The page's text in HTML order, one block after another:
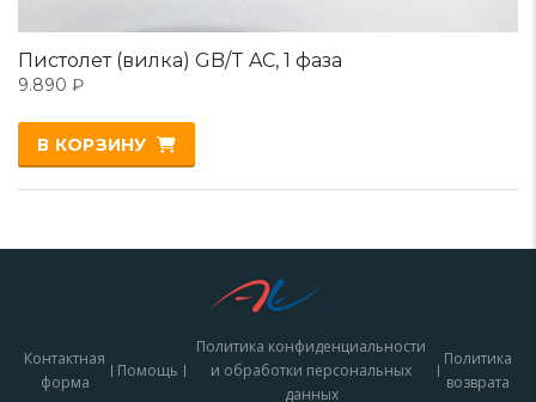
Пистолет (вилка) GB/T AC, 1 фаза
9.890 ₽
В КОРЗИНУ
Контактная
форма
Помощь
Политика конфиденциальности
и обработки персональных
данных
Политика
возврата